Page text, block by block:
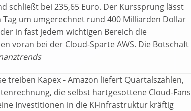
schließt bei 235,65 Euro. Der Kurssprung lässt
um umgerechnet rund 400 Milliarden Dollar
in fast jedem wichtigen Bereich die
voran bei der Cloud-Sparte AWS. Die Botschaft
treiben Kapex - Amazon liefert Quartalszahlen,
die selbst hartgesottene Cloud-Fans
Investitionen in die KI-Infrastruktur kräftig